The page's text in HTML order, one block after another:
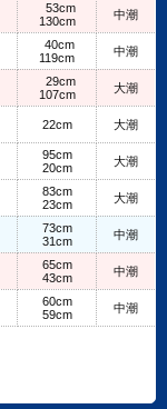
53cm
130cm
中潮
40cm
119cm
中潮
29cm
107cm
大潮
22cm 大潮
95cm
20cm
大潮
83cm
23cm
大潮
73cm
31cm
中潮
65cm
43cm
中潮
60cm
59cm
中潮